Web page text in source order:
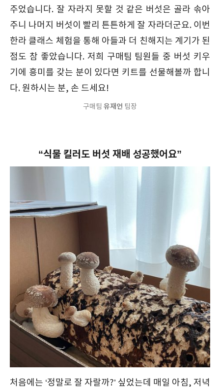
주었습니다. 잘 자라지 못할 것 같은 버섯은 골라 솎아
주니 나머지 버섯이 빨리 튼튼하게 잘 자라더군요. 이번
한라 클래스 체험을 통해 아들과 더 친해지는 계기가 된
점도 참 좋았습니다. 저희 구매팀 팀원들 중 버섯 키우
기에 흥미를 갖는 분이 있다면 키트를 선물해볼까 합니
다. 원하시는 분, 손 드세요!
구매팀 유재언 팀장
“식물 킬러도 버섯 재배 성공했어요”
처음에는 ‘정말로 잘 자랄까?’ 싶었는데 매일 아침, 저녁